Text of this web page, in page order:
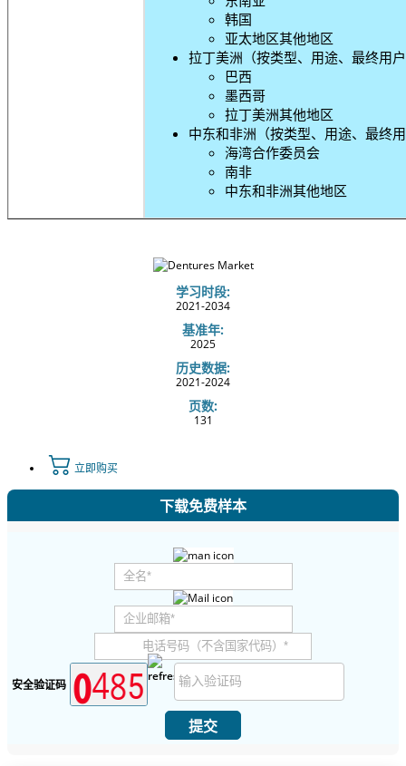
韩国
亚太地区其他地区
拉丁美洲（按类型、用途、最终用
巴西
墨西哥
拉丁美洲其他地区
中东和非洲（按类型、用途、最终
海湾合作委员会
南非
中东和非洲其他地区
学习时段:
2021-2034
基准年:
2025
历史数据:
2021-2024
页数:
131
立即购买
下载免费样本
安全验证码
提交